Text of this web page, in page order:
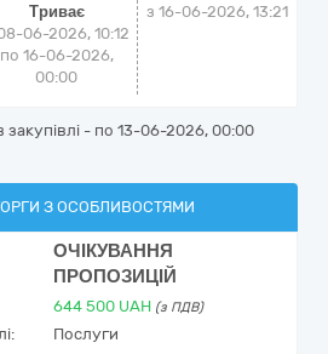
Триває
06-2026, 10:12
по 16-06-2026,
00:00
з 16-06-2026, 13:21
- по 13-06-2026, 00:00
З ОСОБЛИВОСТЯМИ
ОЧІКУВАННЯ
ПРОПОЗИЦІЙ
644 500 UAH (з ПДВ)
Послуги